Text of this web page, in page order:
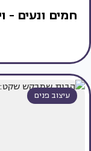
חמים ונעים -
עיצוב פנים